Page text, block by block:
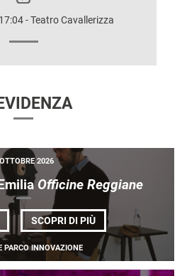
- Teatro Cavallerizza
2026
Officine Reggiane
SCOPRI DI PIÙDI
SQUARE
REGGIO
EMILIA
<EM>OFFICINE
REGGIANE</EM>
PARCO INNOVAZIONE